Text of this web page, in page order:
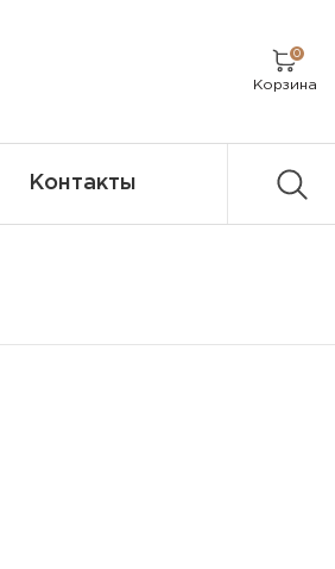
0
Корзина
Контакты